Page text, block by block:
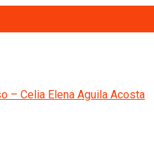
– Celia Elena Aguila Acosta